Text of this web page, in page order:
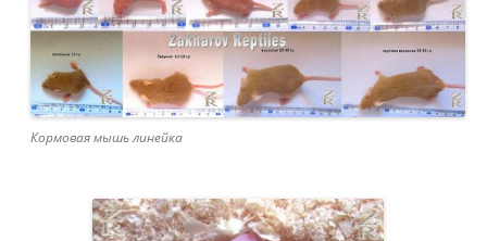
Кормовая мышь линейка